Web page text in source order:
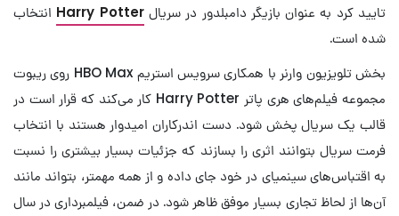
تایید کرد به عنوان بازیگر دامبلدور در سریالHarry Potter انتخاب
شده است.
بخش تلویزیون وارنر با همکاری سرویس استریم HBO Max روی ریبوت
مجموعه فیلم‌های هری پاتر Harry Potter کار می‌کند که قرار است در
قالب یک سریال پخش شود. دست اندرکاران امیدوار هستند با انتخاب
فرمت سریال بتوانند اثری را بسازند که جزئیات بسیار بیشتری را نسبت
به اقتباس‌های سینمیای در خود جای داده و از همه مهمتر، بتواند مانند
آن‌ها از لحاظ تجاری بسیار موفق ظاهر شود. در ضمن، فیلمبرداری در سال